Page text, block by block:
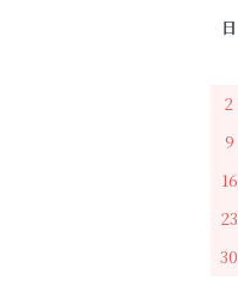
日
2
9
16
23
30